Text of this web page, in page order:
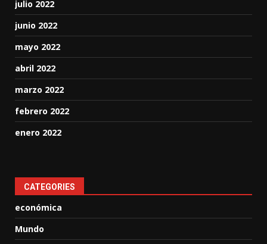
julio 2022
junio 2022
mayo 2022
abril 2022
marzo 2022
febrero 2022
enero 2022
CATEGORIES
económica
Mundo